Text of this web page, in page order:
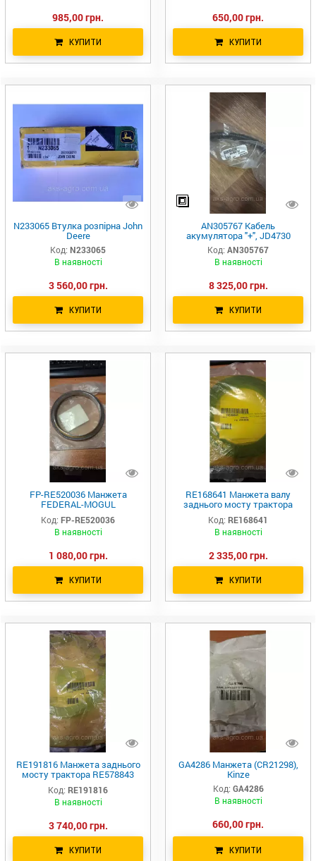
985,00 грн.
КУПИТИ
650,00 грн.
КУПИТИ
N233065 Втулка розпірна John
Deere
Код: N233065
В наявності
3 560,00 грн.
КУПИТИ
AN305767 Кабель
акумулятора "+", JD4730
Код: AN305767
В наявності
8 325,00 грн.
КУПИТИ
FP-RE520036 Манжета
FEDERAL-MOGUL
123x146,3x10/19 RE22764
RE504363 AR49650 AR63095
RE14953 RE17352
Код: FP-RE520036
В наявності
1 080,00 грн.
КУПИТИ
RE168641 Манжета валу
заднього мосту трактора
R163305 R127247 RE590572
JD8400
Код: RE168641
В наявності
2 335,00 грн.
КУПИТИ
RE191816 Манжета заднього
мосту трактора RE578843
R121331
JD8420/8520/8430/8530
Код: RE191816
В наявності
3 740,00 грн.
КУПИТИ
GA4286 Манжета (CR21298),
Kinze
Код: GA4286
В наявності
660,00 грн.
КУПИТИ